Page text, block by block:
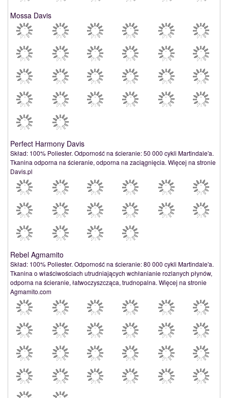
Mossa Davis
Perfect Harmony Davis
Skład: 100% Poliester. Odporność na ścieranie: 50 000 cykli Martindale'a.
Tkanina odporna na ścieranie, odporna na zaciągnięcia. Więcej na stronie
Davis.pl
Rebel Agmamito
Skład: 100% Poliester. Odporność na ścieranie: 80 000 cykli Martindale'a.
Tkanina o właściwościach utrudniających wchłanianie rozlanych płynów,
odporna na ścieranie, łatwoczyszcząca, trudnopalna. Więcej na stronie
Agmamito.com